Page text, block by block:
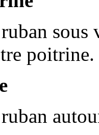
poitrine.
ruban